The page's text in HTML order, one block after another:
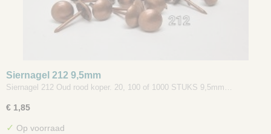
Siernagel 212 9,5mm
Siernagel 212 Oud rood koper. 20, 100 of 1000 STUKS 9,5mm…
€ 1,85
✓ Op voorraad